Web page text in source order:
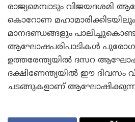
രാജ്യമെമ്പാടും വിജയദശമി
കൊറോണ മഹാമാരിക്കിടയിലും
മാനദണ്ഡങ്ങളും
ആഘോഷപരിപാടികള്‍
ഉത്തരേന്ത്യയില്‍ ദസറ
ദക്ഷിണേന്ത്യയില്‍ ഈ ദിവസം
ചടങ്ങുകളാണ്